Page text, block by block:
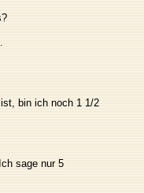
bin ich noch 1 1/2
sage nur 5